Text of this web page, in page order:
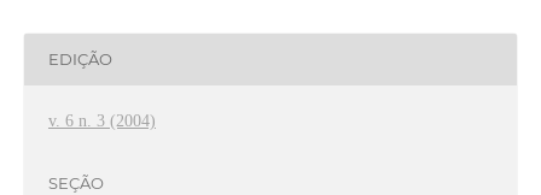
EDIÇÃO
v. 6 n. 3 (2004)
SEÇÃO